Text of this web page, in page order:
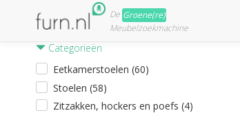
De Groene(re)
Meubelzoekmachine
Categorieën
Eetkamerstoelen (60)
Stoelen (58)
Zitzakken, hockers en poefs (4)